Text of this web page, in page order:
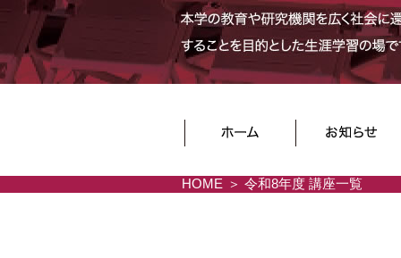
HOME 令和8年度 講座一覧